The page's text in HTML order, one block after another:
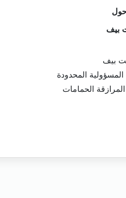
بيف
بيف
المحدودة
الحمامات